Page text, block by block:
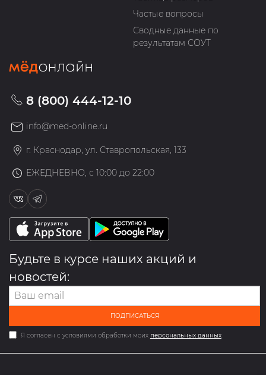
Частые вопросы
Сводные данные по
результатам СОУТ
8 (800) 444-12-10
info@med-online.ru
г. Краснодар, ул. Ставропольская, 133
ЕЖЕДНЕВНО, с 10:00 до 22:00
Будьте в курсе наших акций и
новостей:
ПОДПИСАТЬСЯ
Я согласен с условиями обработки моих персональных данных